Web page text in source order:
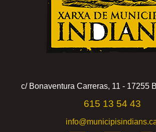
c/ Bonaventura Carreras, 11 - 17255
615 13 54 43